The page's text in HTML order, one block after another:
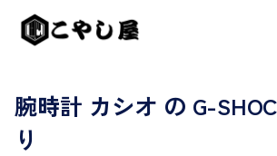
腕時計 カシオ の G-
り